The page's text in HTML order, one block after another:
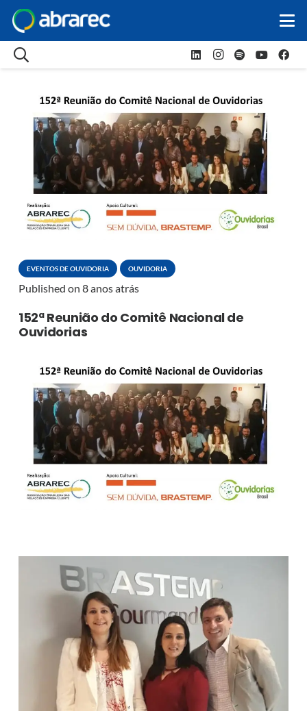
EVENTOS DE OUVIDORIA OUVIDORIA
Published on 8 anos atrás
152ª Reunião do Comitê Nacional de
Ouvidorias